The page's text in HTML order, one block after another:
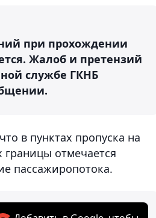
при прохождении
Жалоб и претензий
службе ГКНБ
в пунктах пропуска на
границы отмечается
пассажиропотока.